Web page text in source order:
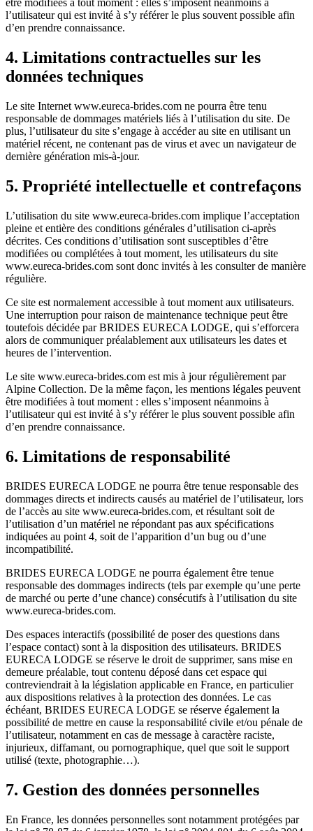
être modifiées à tout moment : elles s’imposent néanmoins à
l’utilisateur qui est invité à s’y référer le plus souvent possible afin
d’en prendre connaissance.
4. Limitations contractuelles sur les
données techniques
Le site Internet www.eureca-brides.com ne pourra être tenu
responsable de dommages matériels liés à l’utilisation du site. De
plus, l’utilisateur du site s’engage à accéder au site en utilisant un
matériel récent, ne contenant pas de virus et avec un navigateur de
dernière génération mis-à-jour.
5. Propriété intellectuelle et contrefaçons
L’utilisation du site www.eureca-brides.com implique l’acceptation
pleine et entière des conditions générales d’utilisation ci-après
décrites. Ces conditions d’utilisation sont susceptibles d’être
modifiées ou complétées à tout moment, les utilisateurs du site
www.eureca-brides.com sont donc invités à les consulter de manière
régulière.
Ce site est normalement accessible à tout moment aux utilisateurs.
Une interruption pour raison de maintenance technique peut être
toutefois décidée par BRIDES EURECA LODGE, qui s’efforcera
alors de communiquer préalablement aux utilisateurs les dates et
heures de l’intervention.
Le site www.eureca-brides.com est mis à jour régulièrement par
Alpine Collection. De la même façon, les mentions légales peuvent
être modifiées à tout moment : elles s’imposent néanmoins à
l’utilisateur qui est invité à s’y référer le plus souvent possible afin
d’en prendre connaissance.
6. Limitations de responsabilité
BRIDES EURECA LODGE ne pourra être tenue responsable des
dommages directs et indirects causés au matériel de l’utilisateur, lors
de l’accès au site www.eureca-brides.com, et résultant soit de
l’utilisation d’un matériel ne répondant pas aux spécifications
indiquées au point 4, soit de l’apparition d’un bug ou d’une
incompatibilité.
BRIDES EURECA LODGE ne pourra également être tenue
responsable des dommages indirects (tels par exemple qu’une perte
de marché ou perte d’une chance) consécutifs à l’utilisation du site
www.eureca-brides.com.
Des espaces interactifs (possibilité de poser des questions dans
l’espace contact) sont à la disposition des utilisateurs. BRIDES
EURECA LODGE se réserve le droit de supprimer, sans mise en
demeure préalable, tout contenu déposé dans cet espace qui
contreviendrait à la législation applicable en France, en particulier
aux dispositions relatives à la protection des données. Le cas
échéant, BRIDES EURECA LODGE se réserve également la
possibilité de mettre en cause la responsabilité civile et/ou pénale de
l’utilisateur, notamment en cas de message à caractère raciste,
injurieux, diffamant, ou pornographique, quel que soit le support
utilisé (texte, photographie…).
7. Gestion des données personnelles
En France, les données personnelles sont notamment protégées par